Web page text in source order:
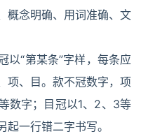
概念明确、用词准确、文
以“第某条”字样，每条应
项、目。款不冠数字，项
数字；目冠以1、2、3等
一行错二字书写。